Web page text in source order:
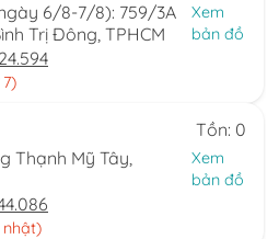
6/8-7/8): 759/3A
Trị Đông, TPHCM
Xem
bản đồ
Tồn: 0
Thạnh Mỹ Tây,
Xem
bản đồ
nhật)